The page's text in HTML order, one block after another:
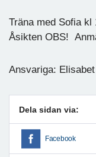
Träna med Sofia kl
Åsikten OBS!
Ansvariga:
Dela sidan via:
Facebook